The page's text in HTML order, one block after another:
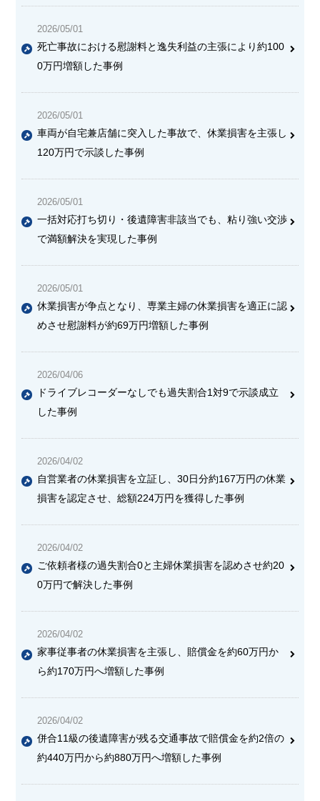
2026/05/01
死亡事故における慰謝料と逸失利益の主張により約100
0万円増額した事例
2026/05/01
車両が自宅兼店舗に突入した事故で、休業損害を主張し
120万円で示談した事例
2026/05/01
一括対応打ち切り・後遺障害非該当でも、粘り強い交渉
で満額解決を実現した事例
2026/05/01
休業損害が争点となり、専業主婦の休業損害を適正に認
めさせ慰謝料が約69万円増額した事例
2026/04/06
ドライブレコーダーなしでも過失割合1対9で示談成立
した事例
2026/04/02
自営業者の休業損害を立証し、30日分約167万円の休業
損害を認定させ、総額224万円を獲得した事例
2026/04/02
ご依頼者様の過失割合0と主婦休業損害を認めさせ約20
0万円で解決した事例
2026/04/02
家事従事者の休業損害を主張し、賠償金を約60万円か
ら約170万円へ増額した事例
2026/04/02
併合11級の後遺障害が残る交通事故で賠償金を約2倍の
約440万円から約880万円へ増額した事例